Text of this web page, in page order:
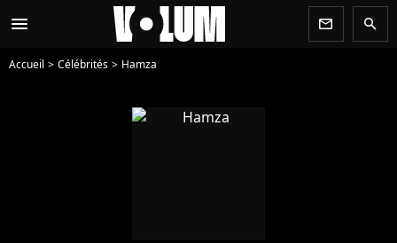
menu newsletter search
Accueil Célébrités Hamza